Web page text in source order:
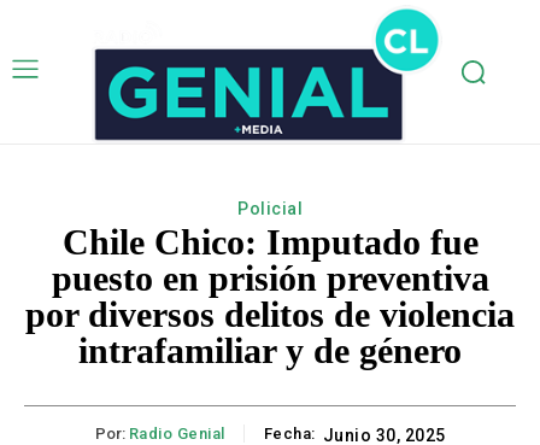
Policial
Chile Chico: Imputado fue
puesto en prisión preventiva
por diversos delitos de violencia
intrafamiliar y de género
Por: Radio Genial Fecha: Junio 30, 2025